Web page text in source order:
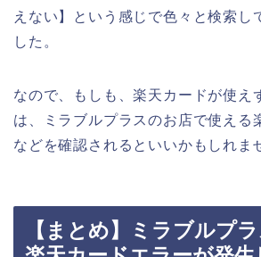
えない】という感じで色々と検索し
した。
なので、もしも、楽天カードが使え
は、ミラブルプラスのお店で使える
などを確認されるといいかもしれま
【まとめ】ミラブルプ